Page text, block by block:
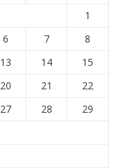
1
6 7
8
13 14
15
20 21
22
27 28
29